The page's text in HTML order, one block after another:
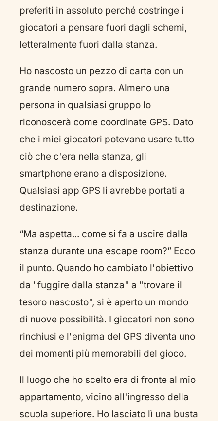
preferiti in assoluto perché costringe i
giocatori a pensare fuori dagli schemi,
letteralmente fuori dalla stanza.
Ho nascosto un pezzo di carta con un
grande numero sopra. Almeno una
persona in qualsiasi gruppo lo
riconoscerà come coordinate GPS. Dato
che i miei giocatori potevano usare tutto
ciò che c'era nella stanza, gli
smartphone erano a disposizione.
Qualsiasi app GPS li avrebbe portati a
destinazione.
“Ma aspetta... come si fa a uscire dalla
stanza durante una escape room?” Ecco
il punto. Quando ho cambiato l'obiettivo
da "fuggire dalla stanza" a "trovare il
tesoro nascosto", si è aperto un mondo
di nuove possibilità. I giocatori non sono
rinchiusi e l'enigma del GPS diventa uno
dei momenti più memorabili del gioco.
Il luogo che ho scelto era di fronte al mio
appartamento, vicino all'ingresso della
scuola superiore. Ho lasciato lì una busta